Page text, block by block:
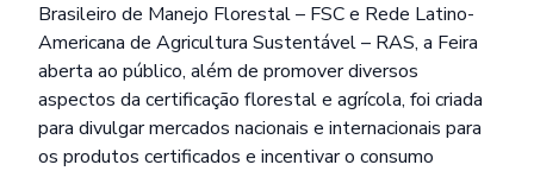
Brasileiro de Manejo Florestal – FSC e Rede Latino-
Americana de Agricultura Sustentável – RAS, a Feira
aberta ao público, além de promover diversos
aspectos da certificação florestal e agrícola, foi criada
para divulgar mercados nacionais e internacionais para
os produtos certificados e incentivar o consumo